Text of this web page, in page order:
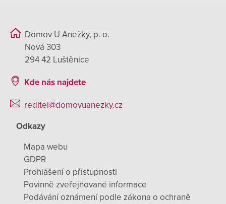
Domov U Anežky, p. o.
Nová 303
294 42 Luštěnice
Kde nás najdete
reditel@domovuanezky.cz
Odkazy
Mapa webu
GDPR
Prohlášení o přístupnosti
Povinně zveřejňované informace
Podávání oznámení podle zákona o ochraně